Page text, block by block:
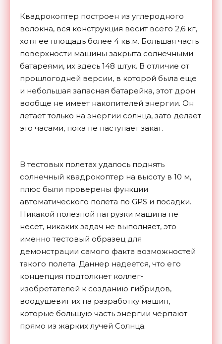
Квадрокоптер построен из углеродного
волокна, вся конструкция весит всего 2,6 кг,
хотя ее площадь более 4 кв.м. Большая часть
поверхности машины закрыта солнечными
батареями, их здесь 148 штук. В отличие от
прошлогодней версии, в которой была еще
и небольшая запасная батарейка, этот дрон
вообще не имеет накопителей энергии. Он
летает только на энергии солнца, зато делает
это часами, пока не наступает закат.
В тестовых полетах удалось поднять
солнечный квадрокоптер на высоту в 10 м,
плюс были проверены функции
автоматического полета по GPS и посадки.
Никакой полезной нагрузки машина не
несет, никаких задач не выполняет, это
именно тестовый образец для
демонстрации самого факта возможностей
такого полета. Даннер надеется, что его
концепция подтолкнет коллег-
изобретателей к созданию гибридов,
воодушевит их на разработку машин,
которые большую часть энергии черпают
прямо из жарких лучей Солнца.